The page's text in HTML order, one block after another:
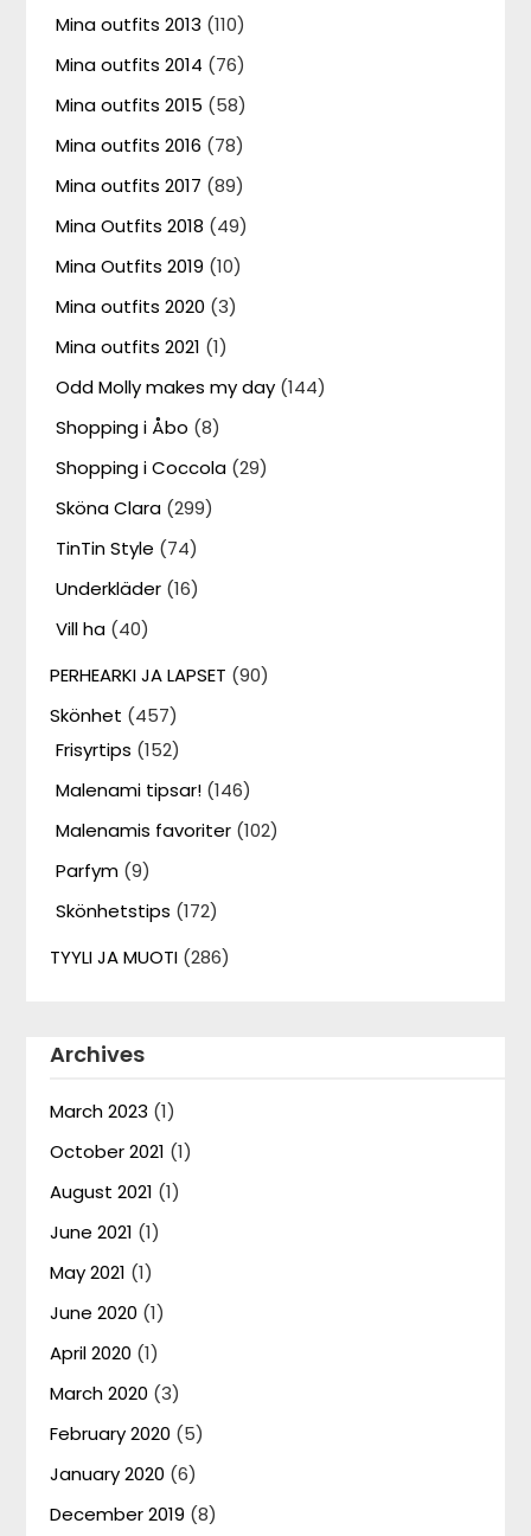
Mina outfits 2013 (110)
Mina outfits 2014 (76)
Mina outfits 2015 (58)
Mina outfits 2016 (78)
Mina outfits 2017 (89)
Mina Outfits 2018 (49)
Mina Outfits 2019 (10)
Mina outfits 2020 (3)
Mina outfits 2021 (1)
Odd Molly makes my day (144)
Shopping i Åbo (8)
Shopping i Coccola (29)
Sköna Clara (299)
TinTin Style (74)
Underkläder (16)
Vill ha (40)
PERHEARKI JA LAPSET (90)
Skönhet (457)
Frisyrtips (152)
Malenami tipsar! (146)
Malenamis favoriter (102)
Parfym (9)
Skönhetstips (172)
TYYLI JA MUOTI (286)
Archives
March 2023 (1)
October 2021 (1)
August 2021 (1)
June 2021 (1)
May 2021 (1)
June 2020 (1)
April 2020 (1)
March 2020 (3)
February 2020 (5)
January 2020 (6)
December 2019 (8)